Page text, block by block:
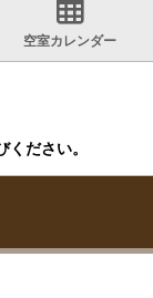
空室カレンダー
ださい。